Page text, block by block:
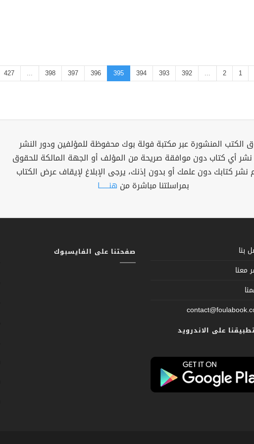
1
2
...
392
393
394
395
396
397
398
...
427
الكتب المنشورة عبر مكتبة فولة بوك محفوظة للمؤلفين ودور النشر
نشر أي كتاب دون موافقة صريحة من المؤلف أو الجهة المالكة للحقوق
نشر كتابك دون علمك أو بدون إذنك، يرجى الإبلاغ لإيقاف عرض الكتاب
بمراسلتنا مباشرة من هنــــــا
بنا
معنا
على الاندرويد
صفحتنا على الفايسبوك